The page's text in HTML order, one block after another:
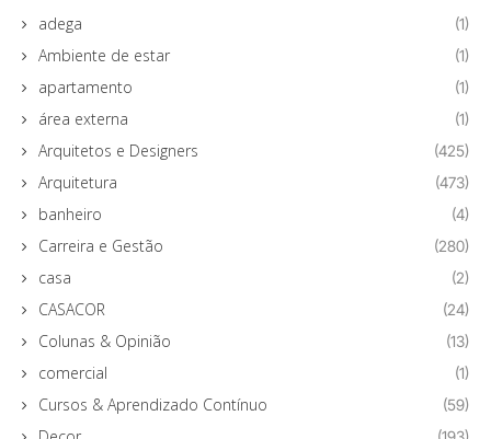
adega (1)
Ambiente de estar (1)
apartamento (1)
área externa (1)
Arquitetos e Designers (425)
Arquitetura (473)
banheiro (4)
Carreira e Gestão (280)
casa (2)
CASACOR (24)
Colunas & Opinião (13)
comercial (1)
Cursos & Aprendizado Contínuo (59)